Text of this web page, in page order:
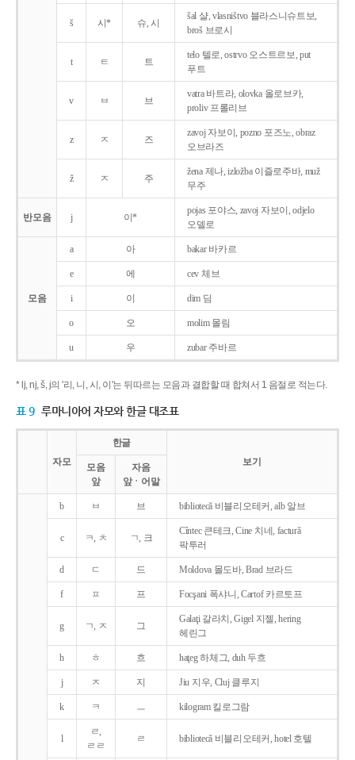
š 시* 슈, 시
šal 샬, vlasništvo 블라스니슈트보,
broš 브로시
t ㅌ 트
telo 텔로, ostrvo 오스트르보, put
푸트
v ㅂ 브
vatra 바트라, olovka 올로브카,
proliv 프롤리브
z ㅈ 즈
zavoj 자보이, pozno 포즈노, obraz
오브라즈
ž ㅈ 주
žena 제나, izložba 이즐로주바, muž
무주
반모음 j 이*
pojas 포야스, zavoj 자보이, odjelo
오델로
모음
a 아 bakar 바카르
e 에 cev 체브
i 이 dim 딤
o 오 molim 몰림
u 우 zubar 주바르
* lj, nj, š, j의 '리, 니, 시, 이'는 뒤따르는 모음과 결합할 때 합쳐서 1 음절로 적는다.
표 9 루마니아어 자모와 한글 대조표
자모
한글
보기
모음
앞
자음
앞ㆍ어말
b ㅂ 브 bibliotecǎ 비블리오테커, alb 알브
c ㅋ, ㅊ ㄱ, 크
Cîntec 큰테크, Cine 치네, facturǎ
팍투러
d ㄷ 드 Moldova 몰도바, Brad 브라드
f ㅍ 프 Focşani 폭샤니, Cartof 카르토프
g ㄱ, ㅈ 그
Galaţi 갈라치, Gigel 지젤, hering
헤린그
h ㅎ 흐 haţeg 하체그, duh 두흐
j ㅈ 지 Jiu 지우, Cluj 클루지
k ㅋ ㅡ kilogram 킬로그람
l
ㄹ,
ㄹㄹ
ㄹ bibliotecǎ 비블리오테커, hotel 호텔